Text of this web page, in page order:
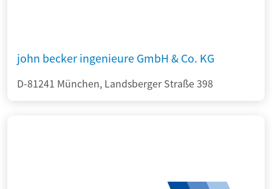
john becker ingenieure GmbH & Co. KG
D-81241 München, Landsberger Straße 398